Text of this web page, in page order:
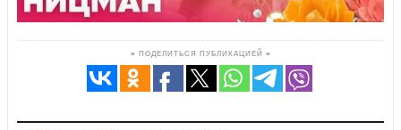
≡ ПОДЕЛИТЬСЯ ПУБЛИКАЦИЕЙ ≡